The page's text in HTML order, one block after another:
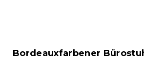
Bordeauxfarbener